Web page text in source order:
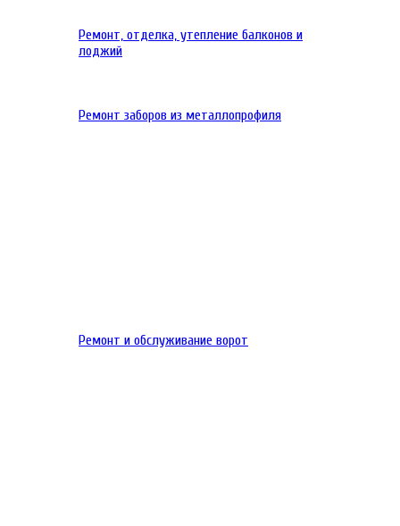
Ремонт, отделка, утепление балконов и
лоджий
Ремонт заборов из металлопрофиля
Ремонт и обслуживание ворот